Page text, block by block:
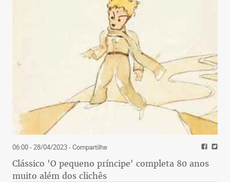
06:00 - 28/04/2023- Compartilhe
Clássico 'O pequeno príncipe' completa 80 anos
muito além dos clichês